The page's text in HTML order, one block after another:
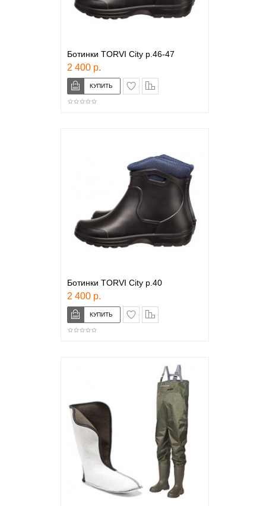
Ботинки TORVI City р.46-47
2 400 р.
в закладки
Ботинки TORVI City р.40
2 400 р.
в закладки